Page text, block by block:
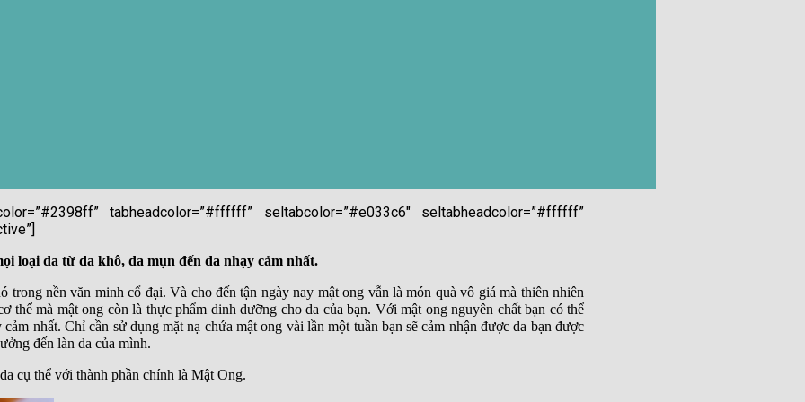
tabheadcolor=”#ffffff” seltabcolor=”#e033c6″ seltabheadcolor=”#ffffff”
loại da từ da khô, da mụn đến da nhạy cảm nhất.
trong nền văn minh cổ đại. Và cho đến tận ngày nay mật ong vẫn là món quà vô giá mà thiên nhiên
mà mật ong còn là thực phẩm dinh dưỡng cho da của bạn. Với mật ong nguyên chất bạn có thể
nhất. Chỉ cần sử dụng mặt nạ chứa mật ong vài lần một tuần bạn sẽ cảm nhận được da bạn được
đến làn da của mình.
cụ thể với thành phần chính là Mật Ong.